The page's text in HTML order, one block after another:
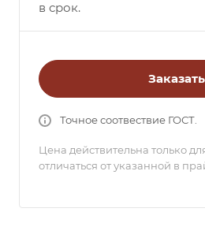
в срок.
Заказать
Точное соотвествие ГОСТ.
Цена действительна только
отличаться от указанной в